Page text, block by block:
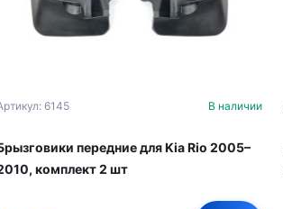
6145 В наличии
передние для Kia Rio 2005–
комплект 2 шт